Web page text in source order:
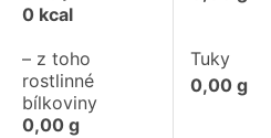
0 kcal
– z toho
rostlinné
bílkoviny
0,00 g
Tuky
0,00g